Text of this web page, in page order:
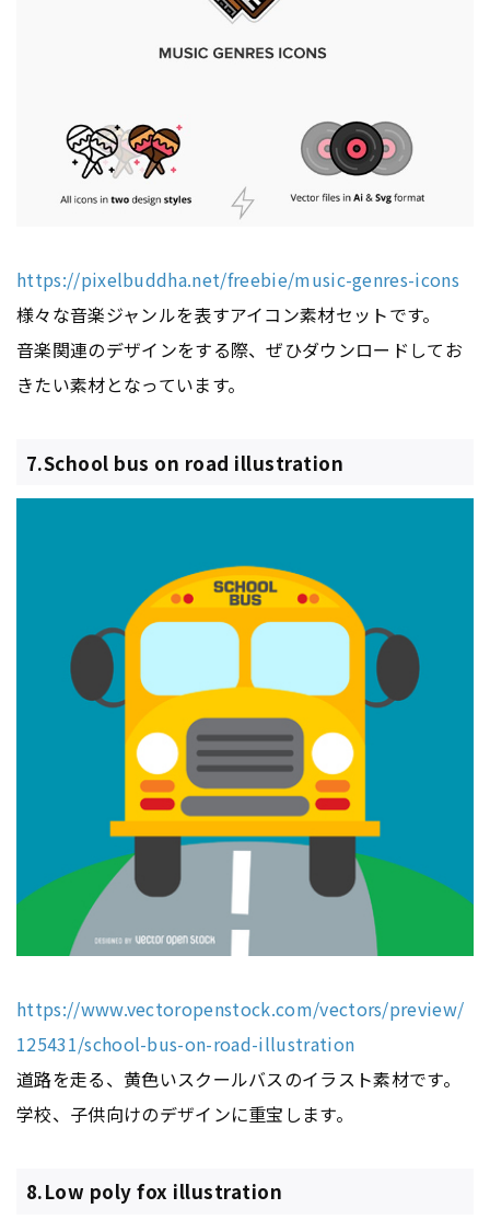
https://pixelbuddha.net/freebie/music-genres-icons
様々な音楽ジャンルを表すアイコン素材セットです。
音楽関連のデザインをする際、ぜひダウンロードしてお
きたい素材となっています。
7.School bus on road illustration
https://www.vectoropenstock.com/vectors/preview/
125431/school-bus-on-road-illustration
道路を走る、黄色いスクールバスのイラスト素材です。
学校、子供向けのデザインに重宝します。
8.Low poly fox illustration